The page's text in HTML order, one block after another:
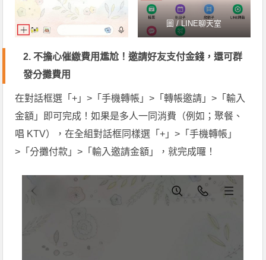
圖 / LINE聊天室
2.不擔心催繳費用尷尬！邀請好友支付金錢，還可群
發分攤費用
在對話框選「+」>「手機轉帳」>「轉帳邀請」>「輸入
金額」即可完成！如果是多人一同消費（例如；聚餐、
唱 KTV），在全組對話框同樣選「+」>「手機轉帳」
>「分攤付款」>「輸入邀請金額」，就完成囉！